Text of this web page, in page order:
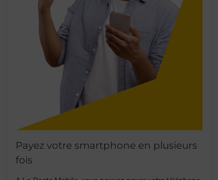
Payez votre smartphone en plusieurs
fois